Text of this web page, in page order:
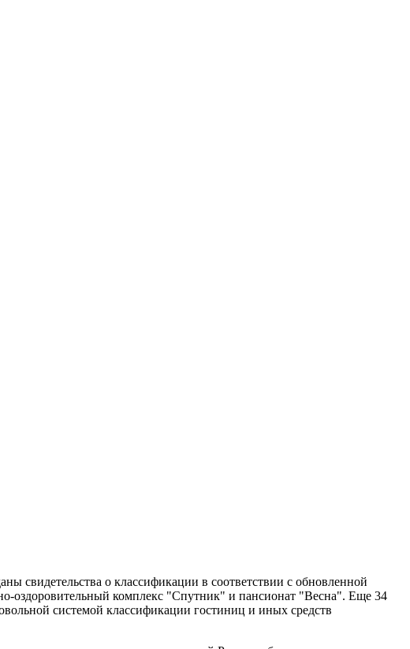
свидетельства о классификации в соответствии с обновленной
оздоровительный комплекс "Спутник" и пансионат "Весна". Еще 34
системой классификации гостиниц и иных средств